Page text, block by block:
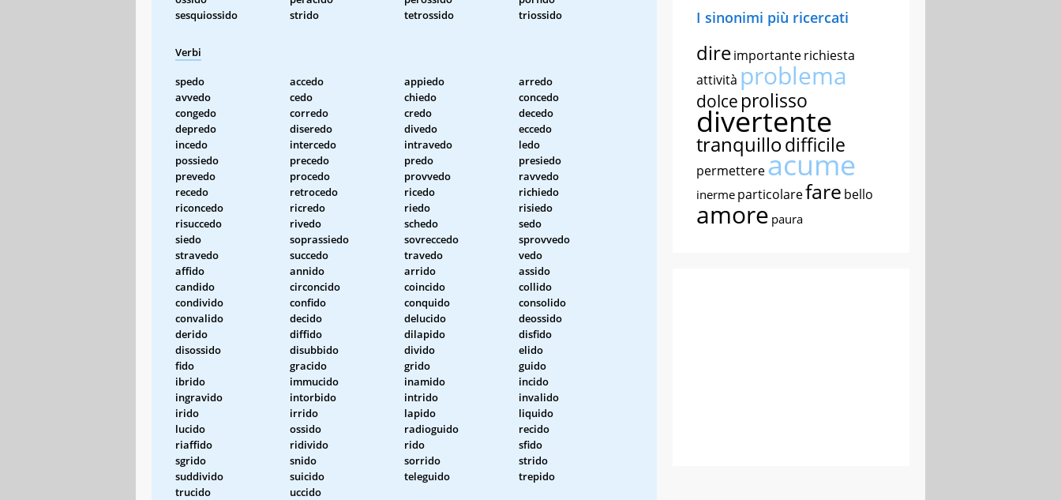
sesquiossido
strido tetrossido triossido
Verbi
spedo accedo appiedo
arredo
avvedo
cedo chiedo
concedo
congedo
corredo credo
decedo
depredo
diseredo divedo
eccedo
incedo
intercedo intravedo
ledo
possiedo
precedo predo
presiedo
prevedo
procedo provvedo
ravvedo
recedo
retrocedo ricedo
richiedo
riconcedo
ricredo riedo
risiedo
risuccedo
rivedo schedo
sedo
siedo
soprassiedo sovreccedo
sprovvedo
stravedo
succedo travedo
vedo
affido
annido arrido
assido
candido
circoncido coincido
collido
condivido
confido conquido
consolido
convalido
decido delucido
deossido
derido
diffido dilapido
disfido
disossido
disubbido divido
elido
fido
gracido grido
guido
ibrido
immucido inamido
incido
ingravido
intorbido intrido
invalido
irido
irrido lapido
liquido
lucido
ossido radioguido
recido
riaffido
ridivido rido
sfido
sgrido
snido sorrido
strido
suddivido
suicido teleguido
trepido
trucido
uccido
I sinonimi più ricercati
direimportanterichiesta
attività problema
dolce prolisso
divertente
tranquillodifficile
permettereacume
inerme particolarefare bello
amore paura